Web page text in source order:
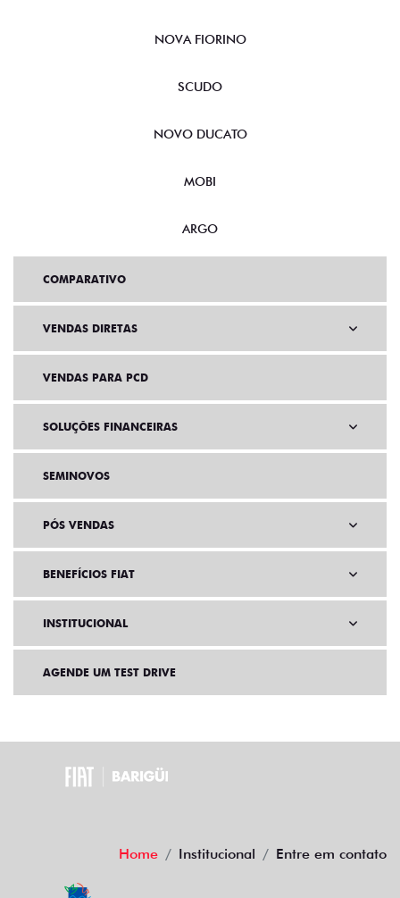
NOVA FIORINO
SCUDO
NOVO DUCATO
MOBI
ARGO
COMPARATIVO
VENDAS DIRETAS
VENDAS PARA PCD
SOLUÇÕES FINANCEIRAS
SEMINOVOS
PÓS VENDAS
BENEFÍCIOS FIAT
INSTITUCIONAL
AGENDE UM TEST DRIVE
Home Institucional Entre em contato